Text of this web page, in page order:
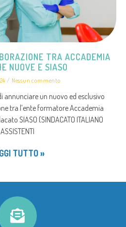
TRA ACCADEMIA
NUOVE E SIASO
Nessun commento
annunciare un nuovo ed esclusivo
tra l’ente formatore Accademia
SIASO (SINDACATO ITALIANO
ASSISTENTI
TUTTO »